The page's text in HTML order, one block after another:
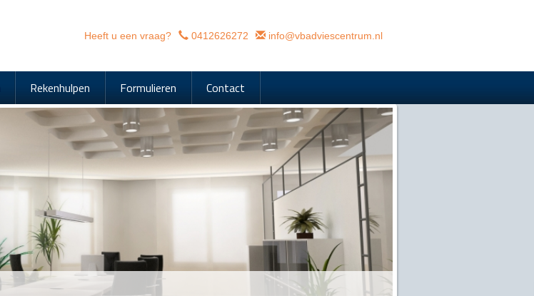
Heeft u een vraag? 0412626272 info@vbadviescentrum.nl
Rekenhulpen Formulieren Contact